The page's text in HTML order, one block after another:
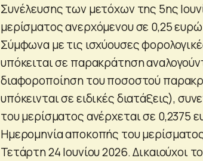
Συνέλευσης των μετόχων της 5ης
μερίσματος ανερχόμενου σε 0,25
Σύμφωνα με τις ισχύουσες
υπόκειται σε παρακράτηση
διαφοροποίηση του ποσοστού
υπόκεινται σε ειδικές διατάξεις),
του μερίσματος ανέρχεται σε 0,2375
Ημερομηνία αποκοπής του
Τετάρτη 24 Ιουνίου 2026. Δικαιούχοι